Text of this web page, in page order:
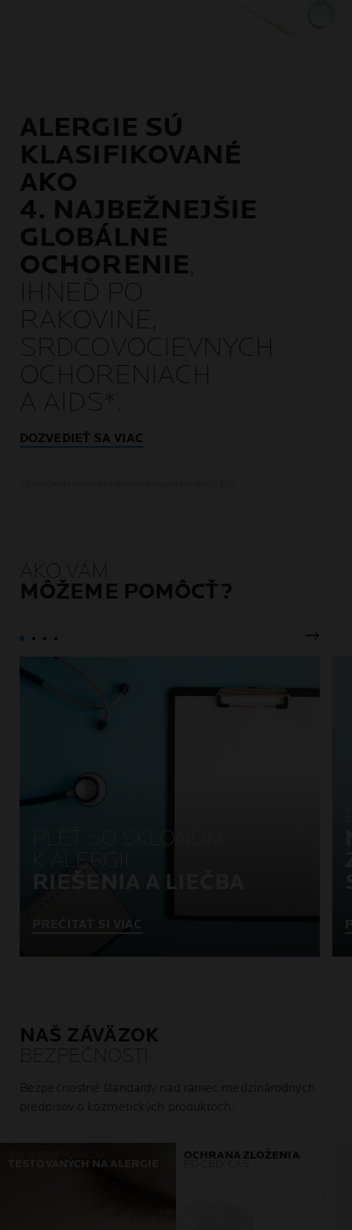
ALERGIE SÚ
KLASIFIKOVANÉ
AKO
4. NAJBEŽNEJŠIE
GLOBÁLNE
OCHORENIE,
IHNEĎ PO
RAKOVINE,
SRDCOVOCIEVNYCH
OCHORENIACH
A AIDS*.
DOZVEDIEŤ SA VIAC
AKO VÁM
MÔŽEME POMÔCŤ?
Ďalší
PLEŤ SO SKLONOM
K ALERGII
RIEŠENIA A LIEČBA
PREČÍTAŤ SI VIAC
NAŠ ZÁVÄZOK
BEZPEČNOSTI
Bezpečnostné štandardy nad rámec medzinárodných
predpisov o kozmetických produktoch.
100 % PRÍPRAVKOV
TESTOVANÝCH NA ALERGIE
OCHRANA ZLOŽENIA